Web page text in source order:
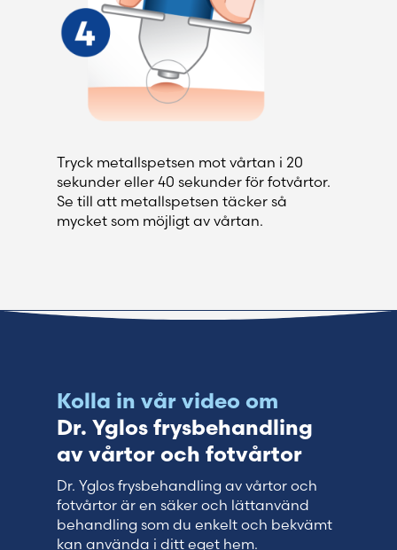
Tryck metallspetsen mot vårtan i 20
sekunder eller 40 sekunder för fotvårtor.
Se till att metallspetsen täcker så
mycket som möjligt av vårtan.
Kolla in vår video om
Dr. Yglos frysbehandling
av vårtor och fotvårtor
Dr. Yglos frysbehandling av vårtor och
fotvårtor är en säker och lättanvänd
behandling som du enkelt och bekvämt
kan använda i ditt eget hem.